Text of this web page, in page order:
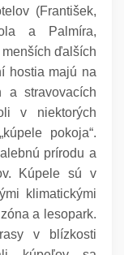
(František,
a Palmíra,
ďalších
hostia majú na
a stravovacích
v niektorých
pokoja“.
prírodu a
Kúpele sú v
klimatickými
a lesopark.
v blízkosti